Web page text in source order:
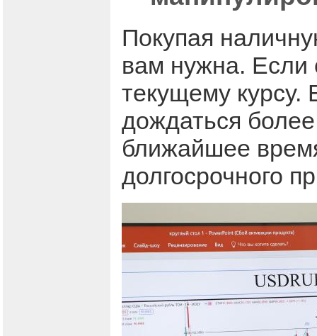
Покупая
вам нужна. Если
текущему курсу.
дождаться
ближайшее
долгосрочного